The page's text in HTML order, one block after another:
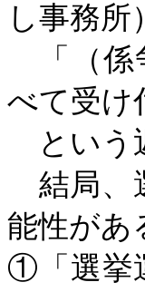
し事務所）
「（係
べて受け
という
結局、
能性があ
①「選挙